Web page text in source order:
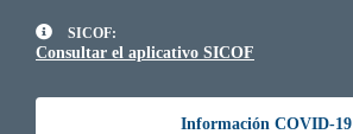
SICOF:
Consultar el aplicativo SICOF
Información COVID-19